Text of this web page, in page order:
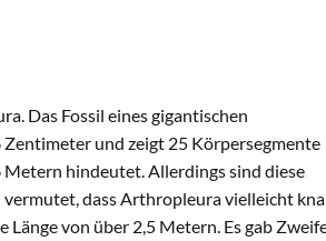
Das Fossil eines gigantischen
und zeigt 25 Körpersegmente
Metern hindeutet. Allerdings sind diese
vermutet, dass Arthropleura vielleicht
von über 2,5 Metern. Es gab